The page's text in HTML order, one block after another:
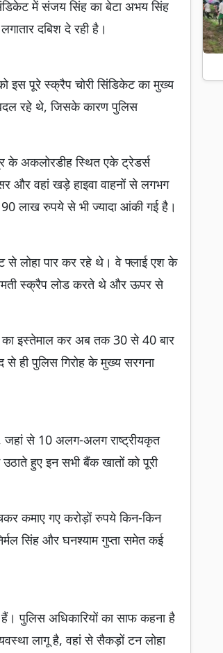
में संजय सिंह का बेटा अभय सिंह
दबिश दे रही है।
पूरे स्क्रैप चोरी सिंडिकेट का मुख्य
रहे थे, जिसके कारण पुलिस
के अकलोरडीह स्थित एके ट्रेडर्स
और वहां खड़े हाइवा वाहनों से लगभग
90 लाख रुपये से भी ज्यादा आंकी गई है।
से लोहा पार कर रहे थे। वे फ्लाई एश के
स्क्रैप लोड करते थे और ऊपर से
का इस्तेमाल कर अब तक 30 से 40 बार
से ही पुलिस गिरोह के मुख्य सरगना
जहां से 10 अलग-अलग राष्ट्रीयकृत
हुए इन सभी बैंक खातों को पूरी
कमाए गए करोड़ों रुपये किन-किन
सिंह और घनश्याम गुप्ता समेत कई
पुलिस अधिकारियों का साफ कहना है
लागू है, वहां से सैकड़ों टन लोहा